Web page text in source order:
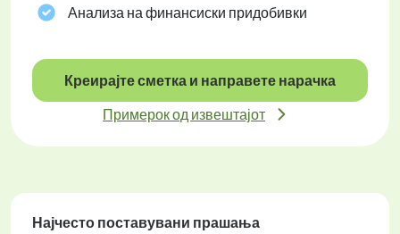
Анализа на финансиски придобивки
Креирајте сметка и направете нарачка
Примерок од извештајот
Најчесто поставувани прашања